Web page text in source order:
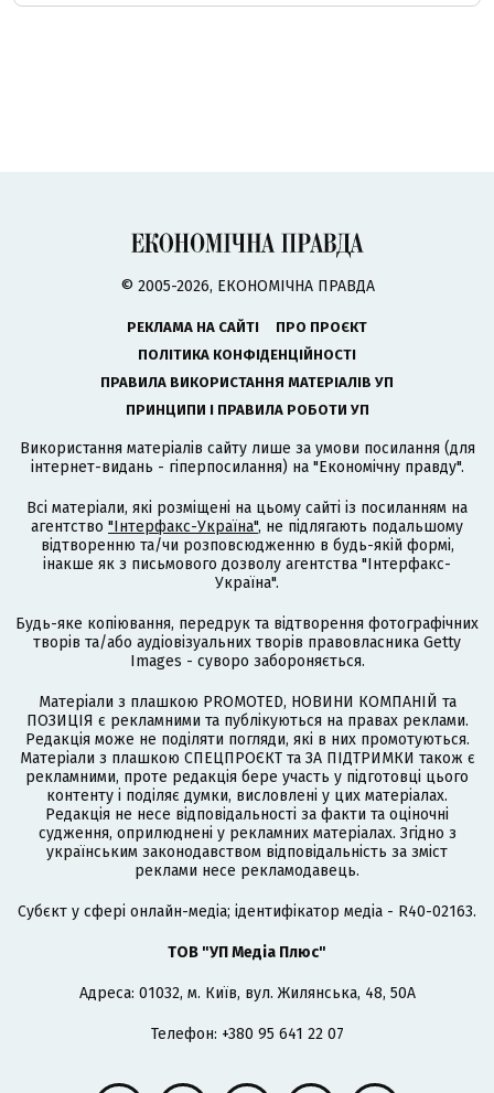
© 2005-2026, ЕКОНОМІЧНА ПРАВДА
РЕКЛАМА НА САЙТІ
ПРО ПРОЄКТ
ПОЛІТИКА КОНФІДЕНЦІЙНОСТІ
ПРАВИЛА ВИКОРИСТАННЯ МАТЕРІАЛІВ УП
ПРИНЦИПИ І ПРАВИЛА РОБОТИ УП
Використання матеріалів сайту лише за умови посилання (для
інтернет-видань - гіперпосилання) на "Економічну правду".
Всі матеріали, які розміщені на цьому сайті із посиланням на
агентство "Інтерфакс-Україна", не підлягають подальшому
відтворенню та/чи розповсюдженню в будь-якій формі,
інакше як з письмового дозволу агентства "Інтерфакс-
Україна".
Будь-яке копіювання, передрук та відтворення фотографічних
творів та/або аудіовізуальних творів правовласника Getty
Images - суворо забороняється.
Матеріали з плашкою PROMOTED, НОВИНИ КОМПАНІЙ та
ПОЗИЦІЯ є рекламними та публікуються на правах реклами.
Редакція може не поділяти погляди, які в них промотуються.
Матеріали з плашкою СПЕЦПРОЄКТ та ЗА ПІДТРИМКИ також є
рекламними, проте редакція бере участь у підготовці цього
контенту і поділяє думки, висловлені у цих матеріалах.
Редакція не несе відповідальності за факти та оціночні
судження, оприлюднені у рекламних матеріалах. Згідно з
українським законодавством відповідальність за зміст
реклами несе рекламодавець.
Cубєкт у сфері онлайн-медіа; ідентифікатор медіа - R40-02163.
ТОВ "УП Медіа Плюс"
Адреса: 01032, м. Київ, вул. Жилянська, 48, 50А
Телефон: +380 95 641 22 07